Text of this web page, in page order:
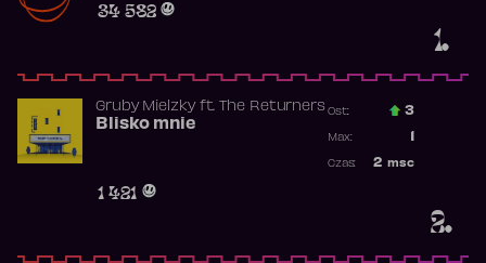
1.
34 582
2.
Gruby Mielzkyft. The Returners
Blisko mnie
1 421
Ost.: 3
Max:
2 msc
Czas: